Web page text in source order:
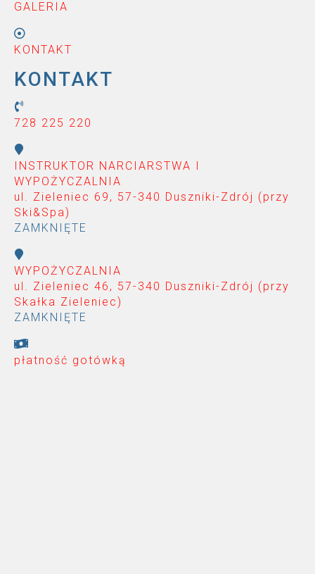
GALERIA
KONTAKT
KONTAKT
728 225 220
INSTRUKTOR NARCIARSTWA I
WYPOŻYCZALNIA
ul. Zieleniec 69, 57-340 Duszniki-Zdrój (przy
Ski&Spa)
ZAMKNIĘTE
WYPOŻYCZALNIA
ul. Zieleniec 46, 57-340 Duszniki-Zdrój (przy
Skałka Zieleniec)
ZAMKNIĘTE
płatność gotówką